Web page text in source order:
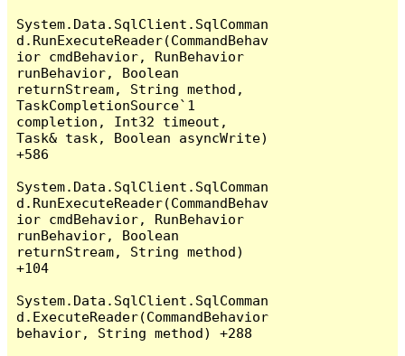
System.Data.SqlClient.SqlComman
d.RunExecuteReader(CommandBehav
ior cmdBehavior, RunBehavior
runBehavior, Boolean
returnStream, String method,
TaskCompletionSource`1
completion, Int32 timeout,
Task& task, Boolean asyncWrite)
+586
System.Data.SqlClient.SqlComman
d.RunExecuteReader(CommandBehav
ior cmdBehavior, RunBehavior
runBehavior, Boolean
returnStream, String method)
+104
System.Data.SqlClient.SqlComman
d.ExecuteReader(CommandBehavior
behavior, String method) +288